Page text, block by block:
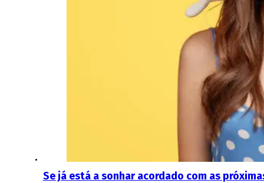
Se já está a sonhar acordado com as